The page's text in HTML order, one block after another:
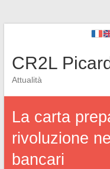
CR2L
Attualità
La carta
rivoluzione
bancari